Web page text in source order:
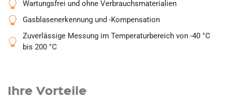
Wartungsfrei und ohne Verbrauchsmaterialien
Gasblasenerkennung und -Kompensation
Zuverlässige Messung im Temperaturbereich von -40 °C
bis 200 °C
Ihre Vorteile